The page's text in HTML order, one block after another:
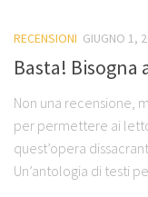
RECENSIONI GIUGNO 1,
Basta! Bisogna
Non una recensione,
per permettere ai
quest’opera
Un’antologia di testi